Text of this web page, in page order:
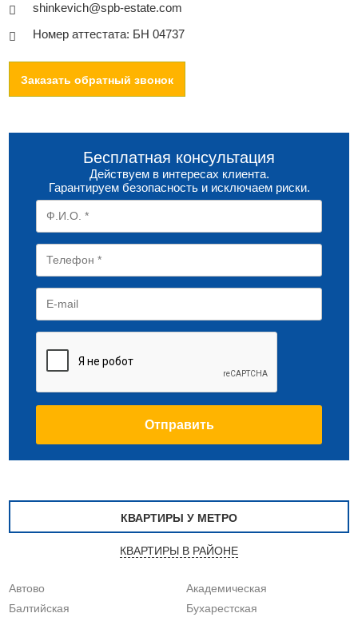
shinkevich@spb-estate.com
Номер аттестата: БН 04737
Заказать обратный звонок
Бесплатная консультация
Действуем в интересах клиента.
Гарантируем безопасность и исключаем риски.
КВАРТИРЫ У МЕТРО
КВАРТИРЫ В РАЙОНЕ
Автово
Академическая
Балтийская
Бухарестская